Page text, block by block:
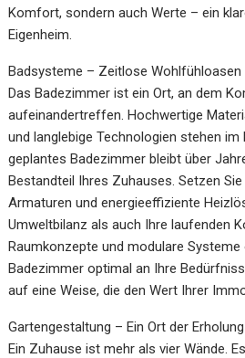
Komfort, sondern auch Werte – ein
Eigenheim.
Badsysteme – Zeitlose Wohlfühloasen
Das Badezimmer ist ein Ort, an dem
aufeinandertreffen. Hochwertige
und langlebige Technologien stehen
geplantes Badezimmer bleibt über
Bestandteil Ihres Zuhauses. Setzen
Armaturen und energieeffiziente
Umweltbilanz als auch Ihre laufenden
Raumkonzepte und modulare
Badezimmer optimal an Ihre
auf eine Weise, die den Wert Ihrer
Gartengestaltung – Ein Ort der
Ein Zuhause ist mehr als vier Wände.